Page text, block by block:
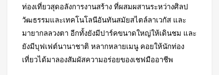
ท่องเที่ยวสุดอลังการงานสร้าง ที่ผสมผสานระหว่างศิลป
วัฒธรรมและเทคโนโลนีอันทันสมัยสไตล์ลาเวกัส และ
มายากลลวงตา อีกทั้งยังมีปาร์คขนาดใหญ่ให้เดินชม และ
ยังมีบุฟเฟต์นานาชาติ หลากหลายเมนู คอยให้นักท่อง
เที่ยวได้มาลองสัมผัสความอร่อยของเชฟมืออาชีพ